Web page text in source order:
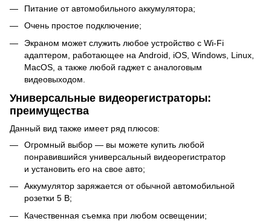
Питание от автомобильного аккумулятора;
Очень простое подключение;
Экраном может служить любое устройство с Wi-Fi
адаптером, работающее на Android, iOS, Windows, Linux,
MacOS, а также любой гаджет с аналоговым
видеовыходом.
Универсальные видеорегистраторы:
преимущества
Данный вид также имеет ряд плюсов:
Огромный выбор — вы можете купить любой
понравившийся универсальный видеорегистратор
и установить его на свое авто;
Аккумулятор заряжается от обычной автомобильной
розетки 5 В;
Качественная съемка при любом освещении;